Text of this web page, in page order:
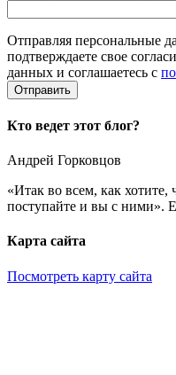
Отправляя персональные
подтверждаете свое
данных и соглашаетесь с
Кто ведет этот блог?
Андрей Горковцов
«Итак во всем, как
поступайте и вы с ними».
Карта сайта
Посмотреть карту сайта